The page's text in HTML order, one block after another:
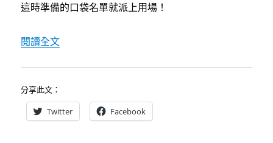
這時準備的口袋名單就派上用場！
閱讀全文〈[墾丁]珊。珊來食Sandia-patisserie～甜點好
分享此文：
Twitter Facebook